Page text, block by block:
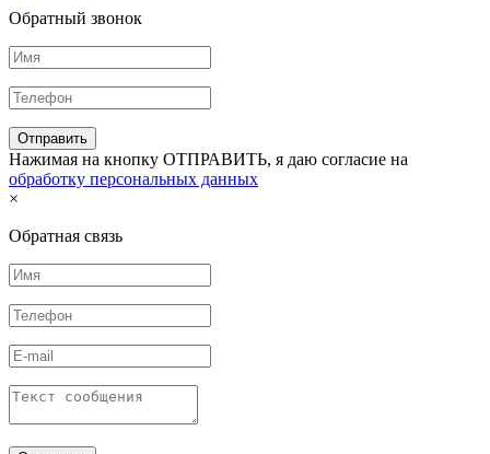
Обратный звонок
Нажимая на кнопку ОТПРАВИТЬ, я даю согласие на
обработку персональных данных
×
Обратная связь